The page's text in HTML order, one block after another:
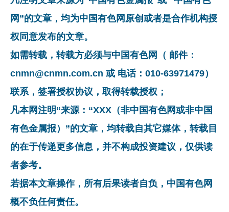
网”的文章，均为中国有色网原创或者是合作机构授
权同意发布的文章。
如需转载，转载方必须与中国有色网（ 邮件：
cnmn@cnmn.com.cn 或 电话：010-63971479）
联系，签署授权协议，取得转载授权；
凡本网注明“来源：“XXX（非中国有色网或非中国
有色金属报）”的文章，均转载自其它媒体，转载目
的在于传递更多信息，并不构成投资建议，仅供读
者参考。
若据本文章操作，所有后果读者自负，中国有色网
概不负任何责任。